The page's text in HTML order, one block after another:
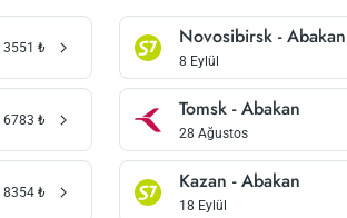
3551 ₺ Novosibirsk - Abakan
8 Eylül
6783 ₺ Tomsk - Abakan
28 Ağustos
8354 ₺ Kazan - Abakan
18 Eylül